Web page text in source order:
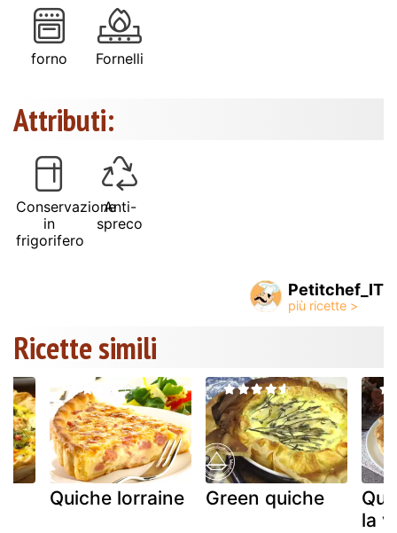
forno Fornelli
Attributi:
Conservazione
in
frigorifero
Anti-
spreco
Petitchef_IT
Ricette simili
Quiche lorraine Green quiche
la